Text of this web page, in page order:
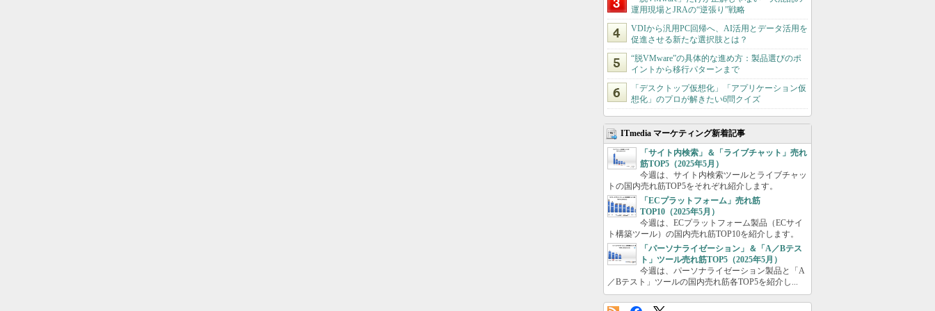
運用現場とJRAの“逆張り”戦略
VDIから汎用PC回帰へ、AI活用とデータ活用を
促進させる新たな選択肢とは？
“脱VMware”の具体的な進め方：製品選びのポ
イントから移行パターンまで
「デスクトップ仮想化」「アプリケーション仮
想化」のプロが解きたい6問クイズ
ITmedia マーケティング新着記事
「サイト内検索」＆「ライブチャット」売れ
筋TOP5（2025年5月）
今週は、サイト内検索ツールとライブチャッ
トの国内売れ筋TOP5をそれぞれ紹介します。
「ECプラットフォーム」売れ筋
TOP10（2025年5月）
今週は、ECプラットフォーム製品（ECサイ
ト構築ツール）の国内売れ筋TOP10を紹介します。
「パーソナライゼーション」＆「A／Bテス
ト」ツール売れ筋TOP5（2025年5月）
今週は、パーソナライゼーション製品と「A
／Bテスト」ツールの国内売れ筋各TOP5を紹介し...